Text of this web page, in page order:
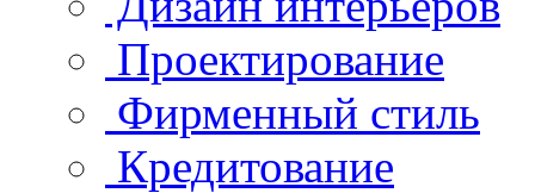
Проектирование
Фирменный стиль
Кредитование